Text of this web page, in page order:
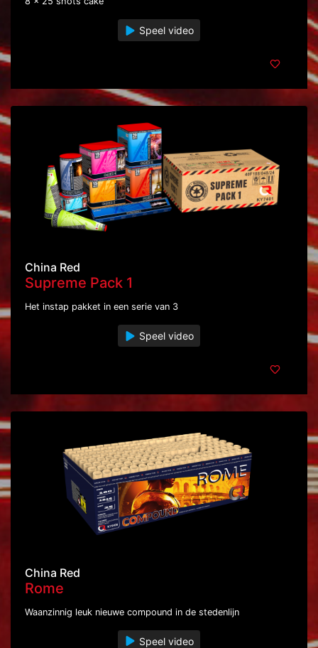
Speel video
China Red
Supreme Pack 1
Het instap pakket in een serie van 3
Speel video
China Red
Rome
Waanzinnig leuk nieuwe compound in de stedenlijn
Speel video